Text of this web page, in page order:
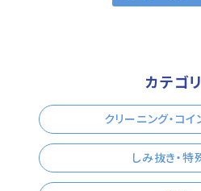
カテゴ
クリーニング・コイ
しみ抜き・特